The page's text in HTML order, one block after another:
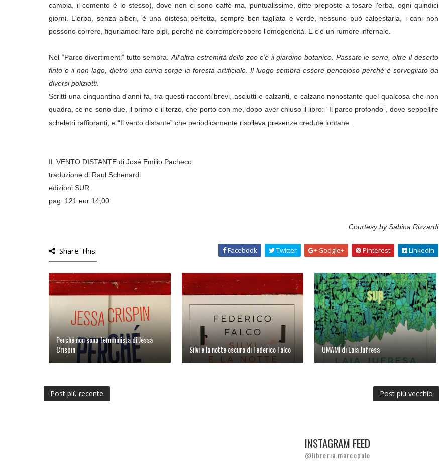
cambia, il cemento è lo stesso), dove non ci sono caffè ma, puntualissime, ditte preposte a tosare l'erba, ogni quindici
giorni. L'erba, senza alberi, è una distesa perfetta, sempre ben tagliata e verde, nessuno può calpestarla, i cani non
possono correre, figuriamoci fare pipì, perché ne corromperebbero l'omogeneità. E c'è un rumore infernale.
Nel “Parco divertimenti” tutto sembra. All'altra estremità dello zoo c'è il giardino botanico. Passate le serre, oltre il deserto
finto e il non lago, dietro una curva sorge la foresta artificiale. Il luogo sembra essere pericoloso perché è sorvegliato da
diversi poliziotti.
Scritti una cinquantina d'anni fa, tra questi racconti brevi, asciutti e calzanti, e calzano nonostante quel qualcosa che non
quadra, ce ne sono due, il primo e il terzo, che porto con me, dopo aver chiuso il libro: “Il parco profondo”, dove seppellire
scheletri raffioranti, e “Il vento distante” che periodicamente risolleva presenze credute lontane.
IL VENTO DISTANTE di José Emilio Pacheco
traduzione di Raul Schenardi
edizioni SUR
pag. 121 eur 14,00
Courtesy by Sabina Rizzardi
Share This: Facebook Twitter Google+ Pinterest Linkedin
Perché non sono femminista di Jessa
Crispin
Silvi e la notte oscura di Federico Falco UMAMI di Laia Jufresa
Post più recente Post più vecchio
INSTAGRAM FEED
@libreria.marcopolo